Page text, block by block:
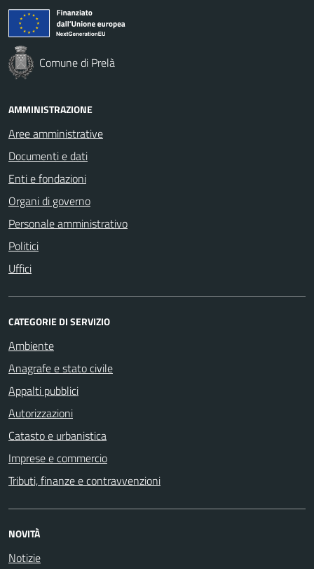
Comune di Prelà
AMMINISTRAZIONE
Aree amministrative
Documenti e dati
Enti e fondazioni
Organi di governo
Personale amministrativo
Politici
Uffici
CATEGORIE DI SERVIZIO
Ambiente
Anagrafe e stato civile
Appalti pubblici
Autorizzazioni
Catasto e urbanistica
Imprese e commercio
Tributi, finanze e contravvenzioni
NOVITÀ
Notizie